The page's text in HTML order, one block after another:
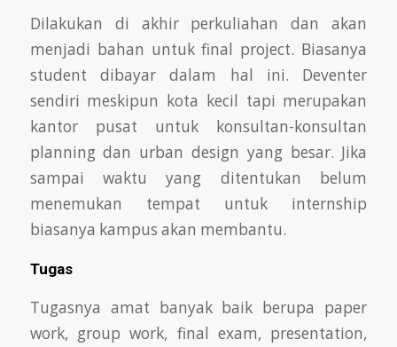
Dilakukan di akhir perkuliahan dan akan
menjadi bahan untuk final project. Biasanya
student dibayar dalam hal ini. Deventer
sendiri meskipun kota kecil tapi merupakan
kantor pusat untuk konsultan-konsultan
planning dan urban design yang besar. Jika
sampai waktu yang ditentukan belum
menemukan tempat untuk internship
biasanya kampus akan membantu.
Tugas
Tugasnya amat banyak baik berupa paper
work, group work, final exam, presentation,